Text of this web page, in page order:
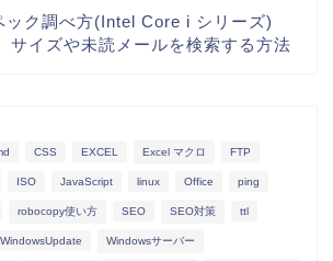
ック調べ方(Intel Core i シリーズ)
イズや未読メールを検索する方法
CSS EXCEL Excel マクロ FTP
ISO JavaScript linux Office ping
robocopy使い方 SEO SEO対策 ttl
WindowsUpdate Windowsサーバー